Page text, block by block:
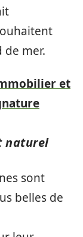
de mer.
et
naturel
sont
belles de